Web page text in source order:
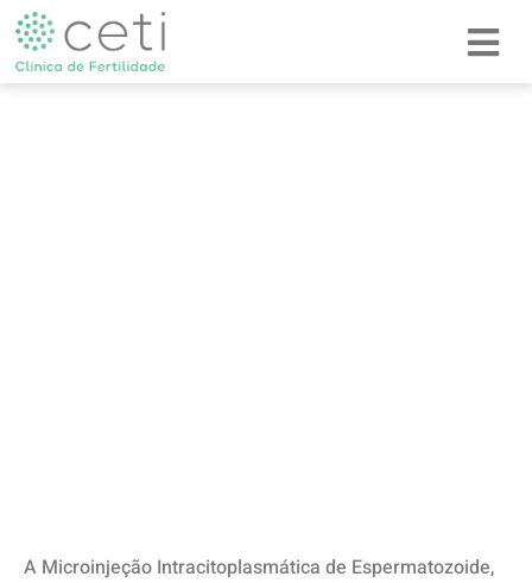
A Microinjeção Intracitoplasmática de Espermatozoide,